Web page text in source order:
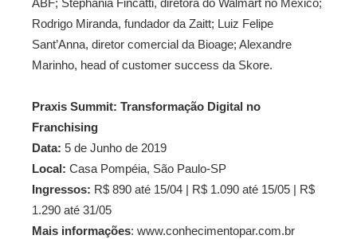
Rodrigo Miranda, fundador da Zaitt; Luiz Felipe
Sant’Anna, diretor comercial da Bioage; Alexandre
Marinho, head of customer success da Skore.
Praxis Summit: Transformação Digital no
Franchising
Data: 5 de Junho de 2019
Local: Casa Pompéia, São Paulo-SP
Ingressos: R$ 890 até 15/04 | R$ 1.090 até 15/05 | R$
1.290 até 31/05
Mais informações: www.conhecimentopar.com.br